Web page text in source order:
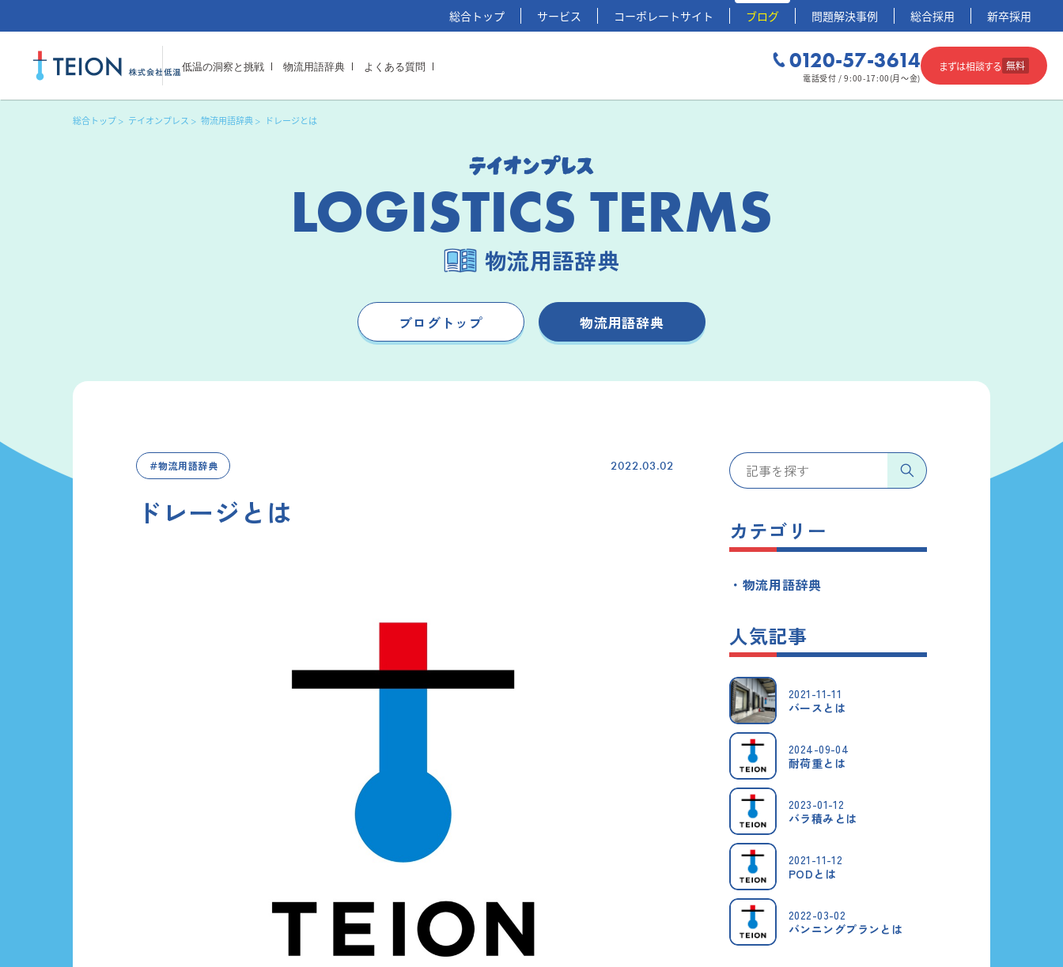
総合トップ サービス コーポレートサイト ブログ 問題解決事例 総合採用 新卒採用
低温の洞察と挑戦 物流用語辞典 よくある質問 0120-57-3614
電話受付 / 9:00-17:00(月～金)
まずは相談する 無料
総合トップ テイオンプレス 物流用語辞典 ドレージとは
LOGISTICS TERMS
物流用語辞典
ブログトップ 物流用語辞典
＃物流用語辞典 2022.03.02
ドレージとは
カテゴリー
物流用語辞典
人気記事
2021-11-11
バースとは
2024-09-04
耐荷重とは
2023-01-12
バラ積みとは
2021-11-12
PODとは
2022-03-02
バンニングプランとは